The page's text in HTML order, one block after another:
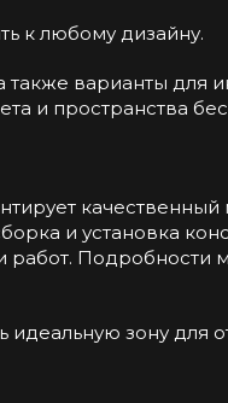
к любому дизайну.
варианты для
и пространства
и установка
Подробности
зону для